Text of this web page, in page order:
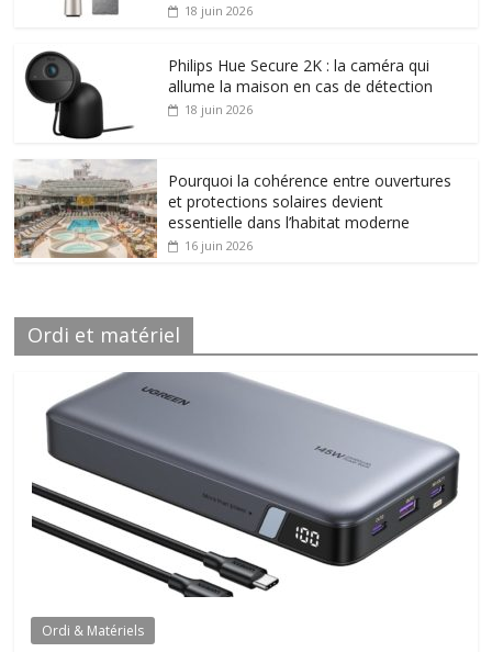
18 juin 2026
Philips Hue Secure 2K : la caméra qui
allume la maison en cas de détection
18 juin 2026
Pourquoi la cohérence entre ouvertures
et protections solaires devient
essentielle dans l’habitat moderne
16 juin 2026
Ordi et matériel
Ordi & Matériels